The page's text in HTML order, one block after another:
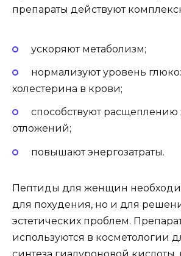
препараты действуют
ускоряют метаболизм;
нормализуют уровень
холестерина в крови;
способствуют
отложений;
повышают энергозатраты.
Пептиды для женщин
для похудения, но и для
эстетических проблем.
используются в косметологии
синтеза гиалуроновой кислоты,